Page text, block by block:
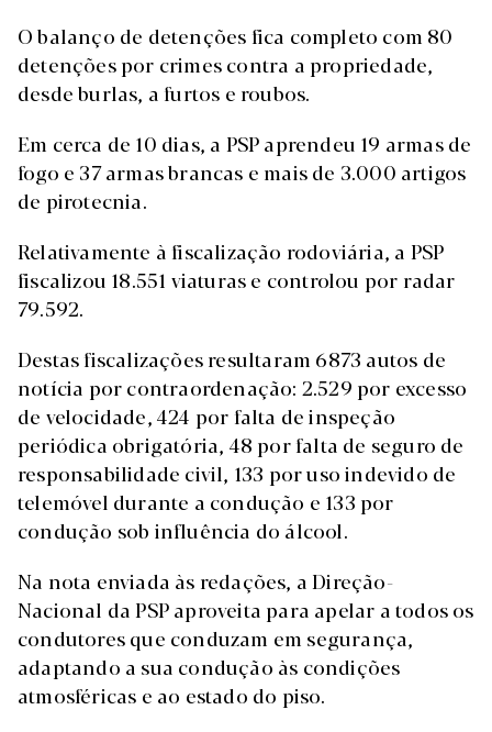
O balanço de detenções fica completo com 80
detenções por crimes contra a propriedade,
desde burlas, a furtos e roubos.
Em cerca de 10 dias, a PSP aprendeu 19 armas de
fogo e 37 armas brancas e mais de 3.000 artigos
de pirotecnia.
Relativamente à fiscalização rodoviária, a PSP
fiscalizou 18.551 viaturas e controlou por radar
79.592.
Destas fiscalizações resultaram 6873 autos de
notícia por contraordenação: 2.529 por excesso
de velocidade, 424 por falta de inspeção
periódica obrigatória, 48 por falta de seguro de
responsabilidade civil, 133 por uso indevido de
telemóvel durante a condução e 133 por
condução sob influência do álcool.
Na nota enviada às redações, a Direção-
Nacional da PSP aproveita para apelar a todos os
condutores que conduzam em segurança,
adaptando a sua condução às condições
atmosféricas e ao estado do piso.